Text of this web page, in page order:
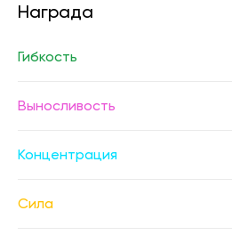
Награда
Гибкость
Выносливость
Концентрация
Сила